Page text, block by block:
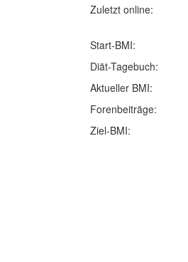
Zuletzt online:
Start-BMI:
Diät-Tagebuch:
Aktueller BMI:
Forenbeiträge:
Ziel-BMI: